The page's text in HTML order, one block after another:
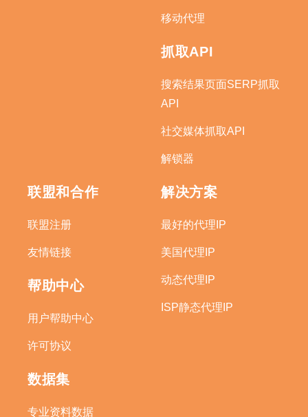
移动代理
抓取API
搜索结果页面SERP抓取
API
社交媒体抓取API
解锁器
联盟和合作
联盟注册
友情链接
帮助中心
用户帮助中心
许可协议
数据集
专业资料数据
解决方案
最好的代理IP
美国代理IP
动态代理IP
ISP静态代理IP